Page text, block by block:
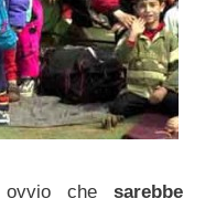
chesarebbe